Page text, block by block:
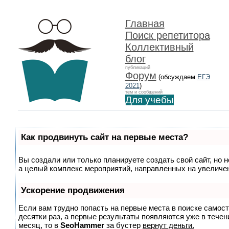
Главная
Поиск репетитора
Коллективный
блог
публикаций
Форум (обсуждаем ЕГЭ
2021)
тем и сообщений
Для учебы
Как продвинуть сайт на первые места?
Вы создали или только планируете создать свой сайт, но
а целый комплекс мероприятий, направленных на
Ускорение продвижения
Если вам трудно попасть на первые места в поиске
десятки раз, а первые результаты появляются уже в
месяц, то в SeoHammer за бустер вернут деньги.